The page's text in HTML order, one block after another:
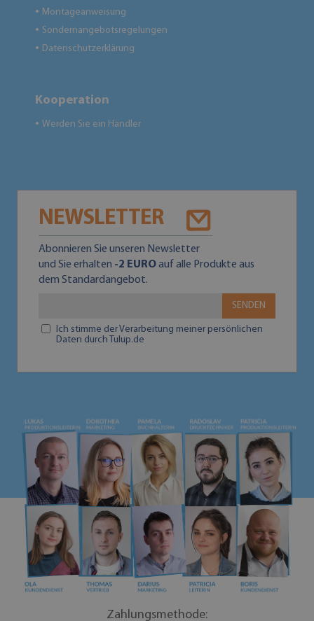
● Montageanweisung
● Sondernangebotsregelungen
● Datenschutzerklärung
Kooperation
● Werden Sie ein Händler
NEWSLETTER
Abonnieren Sie unseren Newsletter
und Sie erhalten -2 EUROauf alle Produkte aus
dem Standardangebot.
SENDEN
Ich stimme der Verarbeitung meiner persönlichen
Daten durch Tulup.de
Zahlungsmethode: